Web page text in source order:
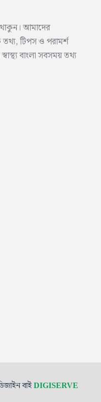
থাকুন। আমাদের
তথ্য, টিপস ও পরামর্শ
বাংলা সবসময় তথ্য
বাই DIGISERVE